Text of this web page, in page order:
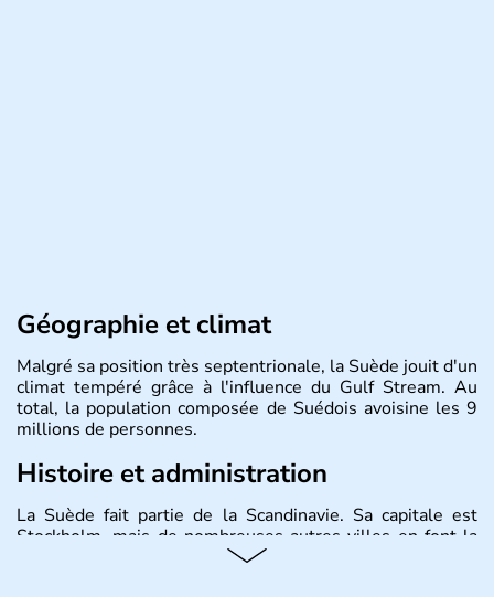
Géographie et climat
Malgré sa position très septentrionale, la Suède jouit d'un
climat tempéré grâce à l'influence du Gulf Stream. Au
total, la population composée de Suédois avoisine les 9
millions de personnes.
Histoire et administration
La Suède fait partie de la Scandinavie. Sa capitale est
Stockholm, mais de nombreuses autres villes en font la
renommée comme Malmö et Göteborg. Elle fait partie de